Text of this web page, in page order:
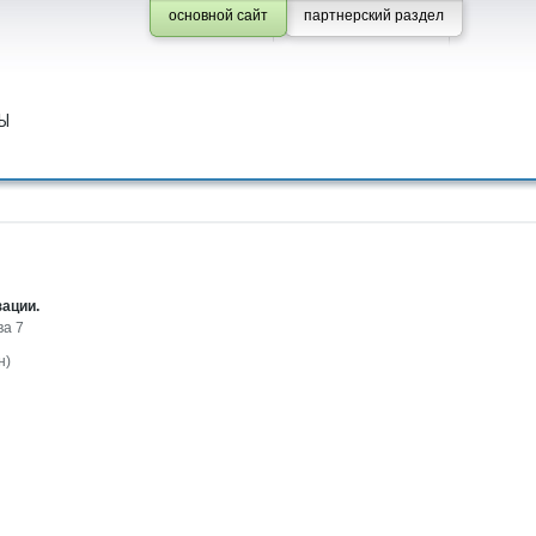
партнерский раздел
основной сайт
7